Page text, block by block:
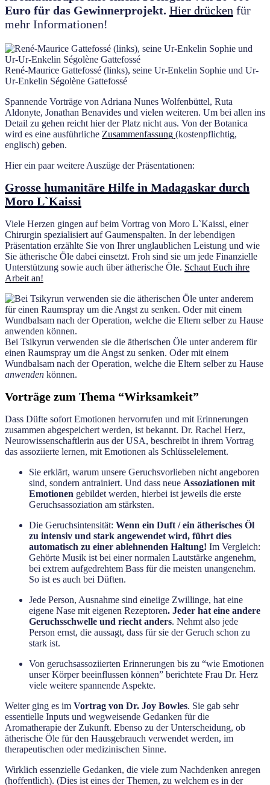
Euro für das Gewinnerprojekt. Hier drücken für
mehr Informationen!
René-Maurice Gattefossé (links), seine Ur-Enkelin Sophie und Ur-
Ur-Enkelin Ségolène Gattefossé
Spannende Vorträge von Adriana Nunes Wolfenbüttel, Ruta
Aldonyte, Jonathan Benavides und vielen weiteren. Um bei allen ins
Detail zu gehen reicht hier der Platz nicht aus. Von der Botanica
wird es eine ausführliche Zusammenfassung (kostenpflichtig,
englisch) geben.
Hier ein paar weitere Auszüge der Präsentationen:
Grosse humanitäre Hilfe in Madagaskar durch
Moro L`Kaissi
Viele Herzen gingen auf beim Vortrag von Moro L`Kaissi, einer
Chirurgin spezialisiert auf Gaumenspalten. In der lebendigen
Präsentation erzählte Sie von Ihrer unglaublichen Leistung und wie
Sie ätherische Öle dabei einsetzt. Froh sind sie um jede Finanzielle
Unterstützung sowie auch über ätherische Öle. Schaut Euch ihre
Arbeit an!
Bei Tsikyrun verwenden sie die ätherischen Öle unter anderem für
einen Raumspray um die Angst zu senken. Oder mit einem
Wundbalsam nach der Operation, welche die Eltern selber zu Hause
anwenden können.
Vorträge zum Thema “Wirksamkeit”
Dass Düfte sofort Emotionen hervorrufen und mit Erinnerungen
zusammen abgespeichert werden, ist bekannt. Dr. Rachel Herz,
Neurowissenschaftlerin aus der USA, beschreibt in ihrem Vortrag
das assoziierte lernen, mit Emotionen als Schlüsselelement.
Sie erklärt, warum unsere Geruchsvorlieben nicht angeboren
sind, sondern antrainiert. Und dass neue Assoziationen mit
Emotionen gebildet werden, hierbei ist jeweils die erste
Geruchsassoziation am stärksten.
Die Geruchsintensität: Wenn ein Duft / ein ätherisches Öl
zu intensiv und stark angewendet wird, führt dies
automatisch zu einer ablehnenden Haltung! Im Vergleich:
Gehörte Musik ist bei einer normalen Lautstärke angenehm,
bei extrem aufgedrehtem Bass für die meisten unangenehm.
So ist es auch bei Düften.
Jede Person, Ausnahme sind eineiige Zwillinge, hat eine
eigene Nase mit eigenen Rezeptoren. Jeder hat eine andere
Geruchsschwelle und riecht anders. Nehmt also jede
Person ernst, die aussagt, dass für sie der Geruch schon zu
stark ist.
Von geruchsassoziierten Erinnerungen bis zu “wie Emotionen
unser Körper beeinflussen können” berichtete Frau Dr. Herz
viele weitere spannende Aspekte.
Weiter ging es im Vortrag von Dr. Joy Bowles. Sie gab sehr
essentielle Inputs und wegweisende Gedanken für die
Aromatherapie der Zukunft. Ebenso zu der Unterscheidung, ob
ätherische Öle für den Hausgebrauch verwendet werden, im
therapeutischen oder medizinischen Sinne.
Wirklich essenzielle Gedanken, die viele zum Nachdenken anregen
(hoffentlich). (Dies ist eines der Themen, zu welchem es in der